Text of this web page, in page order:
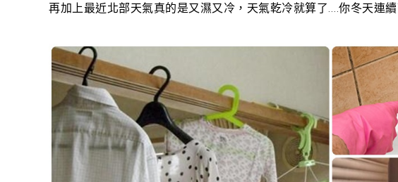
再加上最近北部天氣真的是又濕又冷，天氣乾冷就算了….你冬天連